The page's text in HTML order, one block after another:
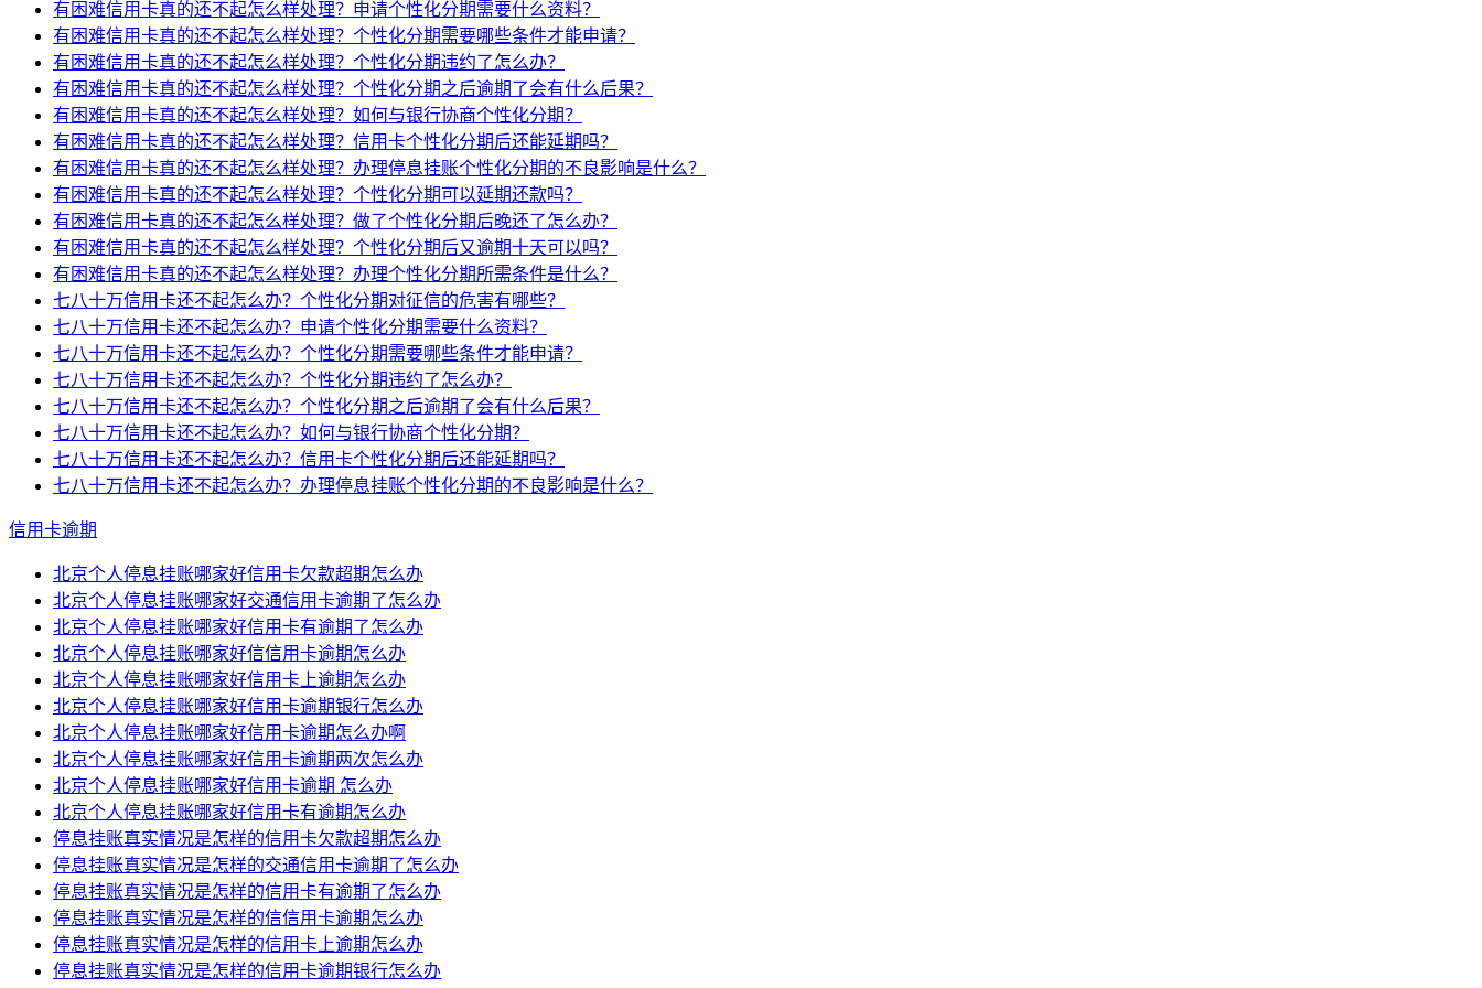
有困难信用卡真的还不起怎么样处理？申请个性化分期需要什么资料？
有困难信用卡真的还不起怎么样处理？个性化分期需要哪些条件才能申请？
有困难信用卡真的还不起怎么样处理？个性化分期违约了怎么办？
有困难信用卡真的还不起怎么样处理？个性化分期之后逾期了会有什么后果？
有困难信用卡真的还不起怎么样处理？如何与银行协商个性化分期？
有困难信用卡真的还不起怎么样处理？信用卡个性化分期后还能延期吗？
有困难信用卡真的还不起怎么样处理？办理停息挂账个性化分期的不良影响是什么？
有困难信用卡真的还不起怎么样处理？个性化分期可以延期还款吗？
有困难信用卡真的还不起怎么样处理？做了个性化分期后晚还了怎么办？
有困难信用卡真的还不起怎么样处理？个性化分期后又逾期十天可以吗？
有困难信用卡真的还不起怎么样处理？办理个性化分期所需条件是什么？
七八十万信用卡还不起怎么办？个性化分期对征信的危害有哪些？
七八十万信用卡还不起怎么办？申请个性化分期需要什么资料？
七八十万信用卡还不起怎么办？个性化分期需要哪些条件才能申请？
七八十万信用卡还不起怎么办？个性化分期违约了怎么办？
七八十万信用卡还不起怎么办？个性化分期之后逾期了会有什么后果？
七八十万信用卡还不起怎么办？如何与银行协商个性化分期？
七八十万信用卡还不起怎么办？信用卡个性化分期后还能延期吗？
七八十万信用卡还不起怎么办？办理停息挂账个性化分期的不良影响是什么？
信用卡逾期
北京个人停息挂账哪家好信用卡欠款超期怎么办
北京个人停息挂账哪家好交通信用卡逾期了怎么办
北京个人停息挂账哪家好信用卡有逾期了怎么办
北京个人停息挂账哪家好信信用卡逾期怎么办
北京个人停息挂账哪家好信用卡上逾期怎么办
北京个人停息挂账哪家好信用卡逾期银行怎么办
北京个人停息挂账哪家好信用卡逾期怎么办啊
北京个人停息挂账哪家好信用卡逾期两次怎么办
北京个人停息挂账哪家好信用卡逾期 怎么办
北京个人停息挂账哪家好信用卡有逾期怎么办
停息挂账真实情况是怎样的信用卡欠款超期怎么办
停息挂账真实情况是怎样的交通信用卡逾期了怎么办
停息挂账真实情况是怎样的信用卡有逾期了怎么办
停息挂账真实情况是怎样的信信用卡逾期怎么办
停息挂账真实情况是怎样的信用卡上逾期怎么办
停息挂账真实情况是怎样的信用卡逾期银行怎么办